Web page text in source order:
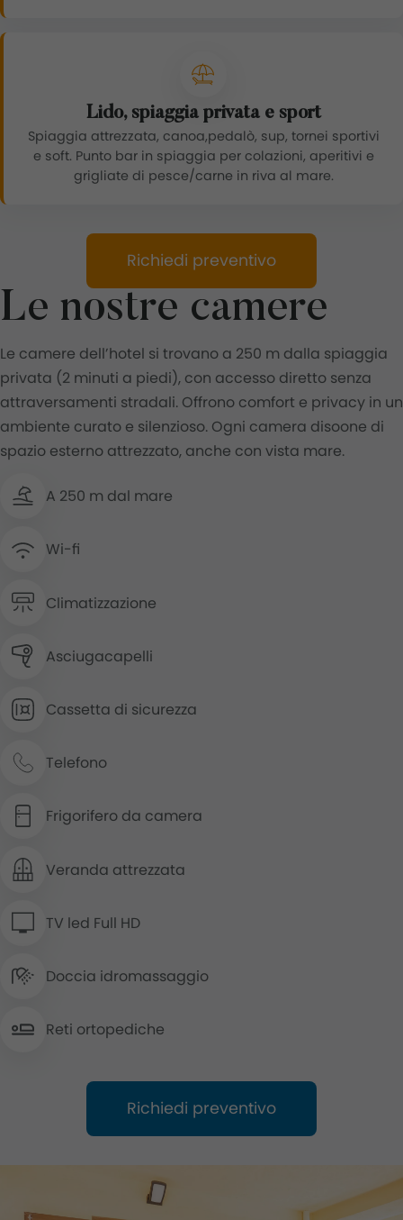
Lido, spiaggia privata e sport
Spiaggia attrezzata, canoa,pedalò, sup, tornei sportivi
e soft. Punto bar in spiaggia per colazioni, aperitivi e
grigliate di pesce/carne in riva al mare.
Richiedi preventivo
Le nostre camere
Le camere dell’hotel si trovano a 250 m dalla spiaggia
privata (2 minuti a piedi), con accesso diretto senza
attraversamenti stradali. Offrono comfort e privacy in un
ambiente curato e silenzioso. Ogni camera disoone di
spazio esterno attrezzato, anche con vista mare.
A 250 m dal mare
Wi-fi
Climatizzazione
Asciugacapelli
Cassetta di sicurezza
Telefono
Frigorifero da camera
Veranda attrezzata
TV led Full HD
Doccia idromassaggio
Reti ortopediche
Richiedi preventivo